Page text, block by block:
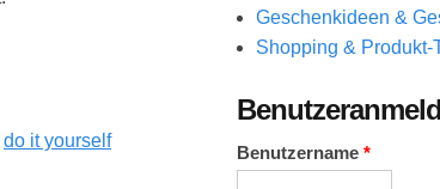
do it yourself
Geschenkideen &
Shopping & Produkt-
Benutzername *